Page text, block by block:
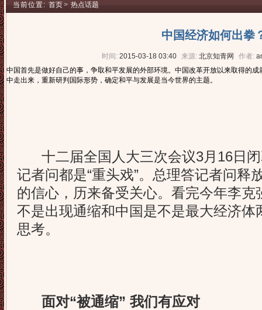
当前位置: 首页> 热点话题
中国经济如何出拳
时间: 2015-03-18 03:40 来源: 北京知青网 作者:
中国首先是做好自己的事，争取和平发展的外部环境。中国改革开放以来取得的
中走出来，重新研判国际形势，确定和平与发展是当今世界的主题。
十二届全国人大三次会议3月16日闭
记者问都是“重头戏”。总理答记者问释
的信心，历来备受关心。看完今年李
不是出现通缩和中国是不是最大经济体
思考。
面对“被通缩” 我们有应对